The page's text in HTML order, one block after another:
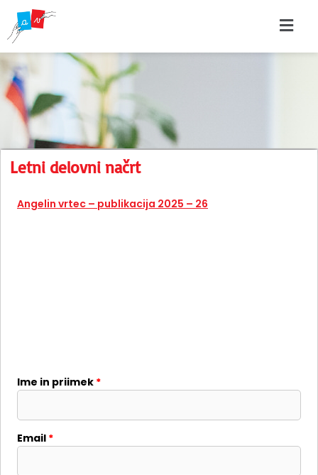
Letni delovni načrt
Angelin vrtec – publikacija 2025 – 26
Ime in priimek *
Email *